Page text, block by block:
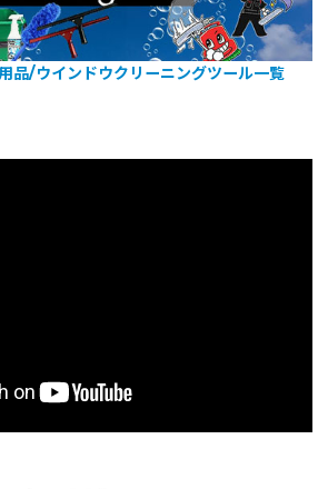
品/ウインドウクリーニングツール一覧